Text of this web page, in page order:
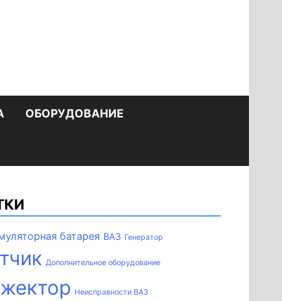
ОБОРУДОВАНИЕ
батарея ВАЗ Генератор
Дополнительное оборудование
Неисправности ВАЗ